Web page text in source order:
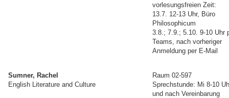
vorlesungsfreien Zeit:
13.7. 12-13 Uhr, Büro
Philosophicum
3.8.; 7.9.; 5.10. 9-10 Uhr
Teams, nach vorheriger
Anmeldung per E-Mail
Sumner, Rachel
English Literature and Culture
Raum 02-597
Sprechstunde: Mi 8-10
und nach Vereinbarung